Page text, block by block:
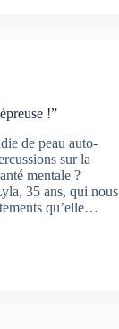
!”
de peau auto-
sur la
mentale ?
35 ans, qui nous
qu’elle…